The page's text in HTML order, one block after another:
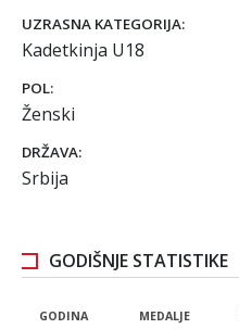
UZRASNA KATEGORIJA:
Kadetkinja U18
POL:
Ženski
DRŽAVA:
Srbija
GODIŠNJE STATISTIKE
GODINA MEDALJE